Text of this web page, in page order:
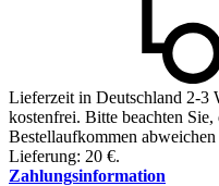
Lieferzeit in Deutschland 2-3
kostenfrei. Bitte beachten Sie,
Bestellaufkommen
Lieferung: 20 €.
Zahlungsinformation